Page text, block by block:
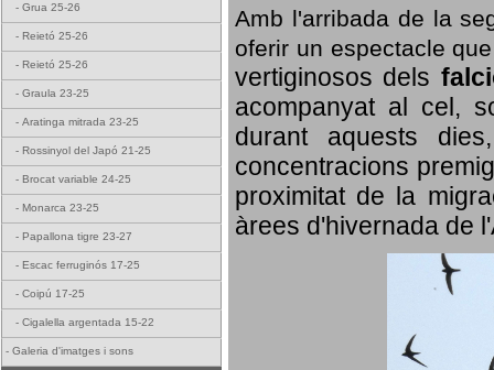
- Grua 25-26
- Reietó 25-26
- Reietó 25-26
- Graula 23-25
- Aratinga mitrada 23-25
- Rossinyol del Japó 21-25
- Brocat variable 24-25
- Monarca 23-25
- Papallona tigre 23-27
- Escac ferruginós 17-25
- Coipú 17-25
- Cigalella argentada 15-22
- Galeria d'imatges i sons
Amb l'arribada de la
oferir un espectacle
vertiginosos dels
acompanyat al cel,
durant aquests
concentracions
proximitat de la
àrees d'hivernada de